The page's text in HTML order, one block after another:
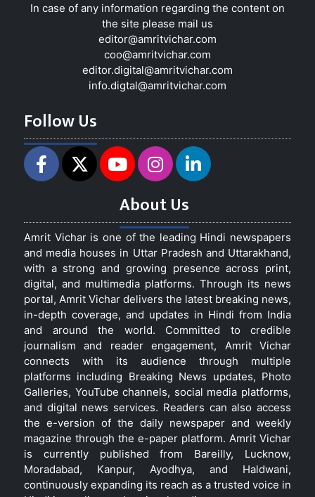
In case of any information regarding the content on
the site please mail us
editor@amritvichar.com
coo@amritvichar.com
editor.digital@amritvichar.com
info.digtal@amritvichar.com
Follow Us
About Us
Amrit Vichar is one of the leading Hindi newspapers
and media houses in Uttar Pradesh and Uttarakhand,
with a strong and growing presence across print,
digital, and multimedia platforms. Through its news
portal, Amrit Vichar delivers the latest breaking news,
in-depth coverage, and updates in Hindi from India
and around the world. Committed to credible
journalism and reader engagement, Amrit Vichar
connects with its audience through multiple
platforms including Breaking News updates, Photo
Galleries, YouTube channels, social media platforms,
and digital news services. Readers can also access
the e-version of the daily newspaper and weekly
magazine through the e-paper platform. Amrit Vichar
is currently published from Bareilly, Lucknow,
Moradabad, Kanpur, Ayodhya, and Haldwani,
continuously expanding its reach as a trusted voice in